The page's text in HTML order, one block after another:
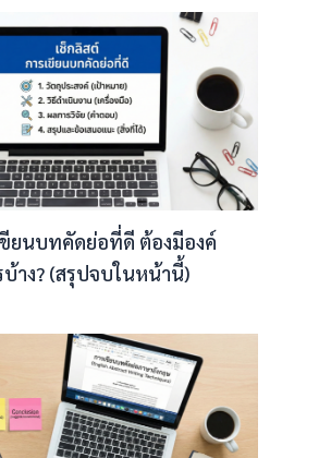
ขียนบทคัดย่อที่ดี ต้องมีองค์
าง? (สรุปจบในหน้านี้)